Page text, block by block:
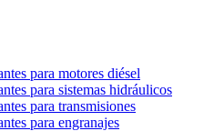
para motores diésel
para sistemas hidráulicos
para transmisiones
para engranajes